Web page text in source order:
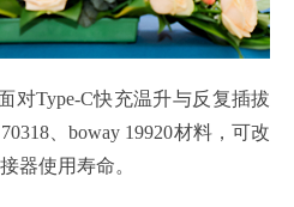
对Type-C快充温升与反复插拔
、boway 19920材料，可改
器使用寿命。